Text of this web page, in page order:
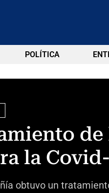
POLÍTICA
de
la
obtuvo un